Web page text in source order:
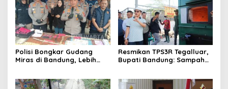
Polisi Bongkar Gudang
Miras di Bandung, Lebih
Resmikan TPS3R Tegalluar,
Bupati Bandung: Sampah